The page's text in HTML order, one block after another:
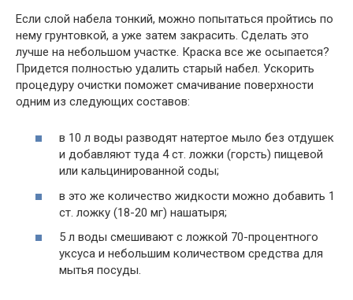
Если слой набела тонкий, можно попытаться пройтись по
нему грунтовкой, а уже затем закрасить. Сделать это
лучше на небольшом участке. Краска все же осыпается?
Придется полностью удалить старый набел. Ускорить
процедуру очистки поможет смачивание поверхности
одним из следующих составов:
в 10 л воды разводят натертое мыло без отдушек
и добавляют туда 4 ст. ложки (горсть) пищевой
или кальцинированной соды;
в это же количество жидкости можно добавить 1
ст. ложку (18-20 мг) нашатыря;
5 л воды смешивают с ложкой 70-процентного
уксуса и небольшим количеством средства для
мытья посуды.